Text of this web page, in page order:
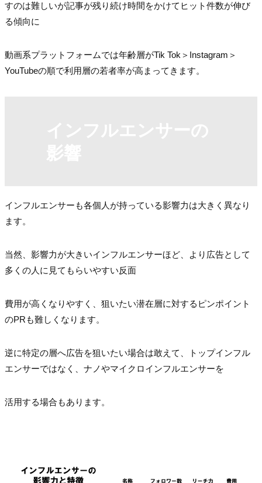
すのは難しいが記事が残り続け時間をかけてヒット件数が伸び
る傾向に
動画系プラットフォームでは年齢層がTik Tok＞Instagram＞
YouTubeの順で利用層の若者率が高まってきます。
インフルエンサーも各個人が持っている影響力は大きく異なり
ます。
当然、影響力が大きいインフルエンサーほど、より広告として
多くの人に見てもらいやすい反面
費用が高くなりやすく、狙いたい潜在層に対するピンポイント
のPRも難しくなります。
逆に特定の層へ広告を狙いたい場合は敢えて、トップインフル
エンサーではなく、ナノやマイクロインフルエンサーを
活用する場合もあります。